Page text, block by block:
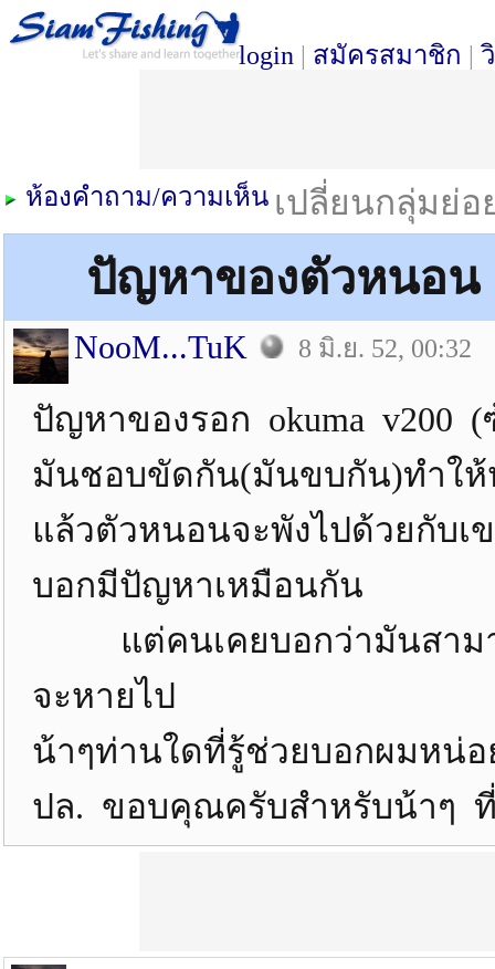
login | สมัครสมาชิก |
เปลี่ยนกลุ่มย่
ห้องคำถาม/ความเห็น
ปัญหาของตัวหนอน
NooM...TuK 8 มิ.ย. 52, 00:32
ปัญหาของรอก okuma v200
มันชอบขัดกัน(มันขบกัน)ทำให้
แล้วตัวหนอนจะพังไปด้วยกับ
บอกมีปัญหาเหมือนกัน
แต่คนเคยบอกว่ามันสามา
จะหายไป
น้าๆท่านใดที่รู้ช่วยบอกผมหน่
ปล. ขอบคุณครับสำหรับน้าๆ